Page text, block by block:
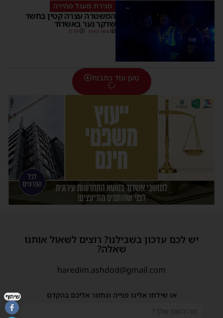
סגירת מעגל מהירה
המשטרה עצרה קטין בחשד
שדקר נער באשדוד
משה קאהן 21:59
טען עוד כתבות
יש לכם עדכון בשבילנו? רוצים לשאול אותנו
שאלה?
haredim.ashdod@gmail.com
או שילחו אלינו פנייה ונחזור אליכם בהקדם שיתוף